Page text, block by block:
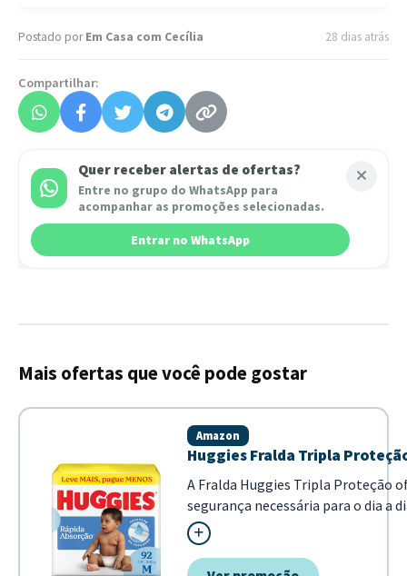
Postado porEm Casa com Cecília 28 dias atrás
Compartilhar:
Quer receber alertas de ofertas?
Entre no grupo do WhatsApp para
acompanhar as promoções selecionadas.
Entrar no WhatsApp
Mais ofertas que você pode gostar
Huggies Fralda Tripla
Amazon
A Fralda Huggies Tripla Proteção
segurança necessária para o dia a
bebê. Com tecnologia de rápida
produto mantém a pele seca por
tempo, proporcionando conforto e